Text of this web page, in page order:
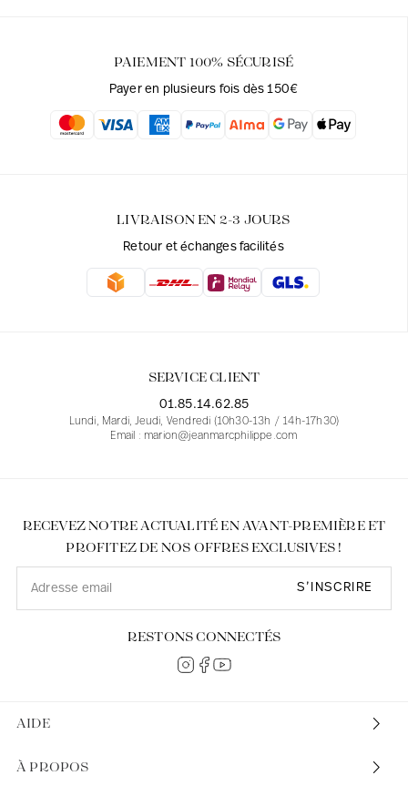
PAIEMENT 100% SÉCURISÉ
Payer en plusieurs fois dès 150€
LIVRAISON EN 2-3 JOURS
Retour et échanges facilités
SERVICE CLIENT
01.85.14.62.85
Lundi, Mardi, Jeudi, Vendredi (10h30-13h / 14h-17h30)
Email : marion@jeanmarcphilippe.com
AIDE
À PROPOS
RECEVEZ NOTRE ACTUALITÉ EN AVANT-PREMIÈRE ET
PROFITEZ DE NOS OFFRES EXCLUSIVES !
S’INSCRIRE
RESTONS CONNECTÉS